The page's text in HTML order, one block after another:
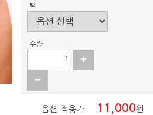
택
수량
옵션 적용가 11,000원